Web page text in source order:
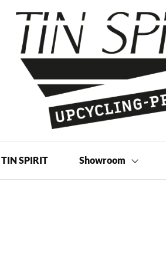
| Shop
SPIRIT Showroom